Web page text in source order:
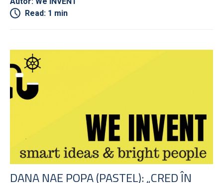
Read: 1 min
DANA NAE POPA (PASTEL): „CRED ÎN